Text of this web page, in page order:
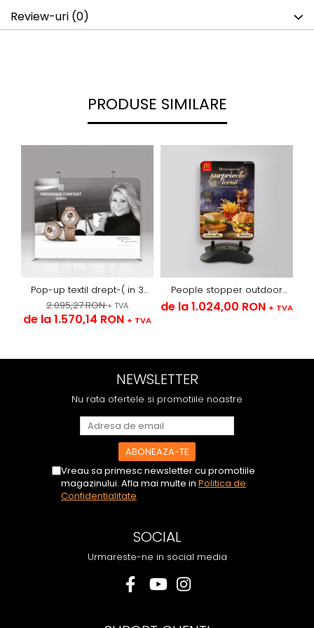
Review-uri (0)
PRODUSE SIMILARE
Pop-up textil drept-( in 3
variante)
2.095,27 RON+ TVA
de la 1.570,14 RON + TVA
People stopper outdoor
sistem cu arcuri -textil
de la 1.024,00 RON + TVA
NEWSLETTER
Nu rata ofertele si promotiile noastre
Vreau sa primesc newsletter cu promotiile
magazinului. Afla mai multe in Politica de
Confidentialitate
SOCIAL
Urmareste-ne in social media